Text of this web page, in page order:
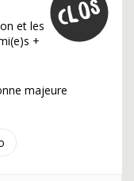
et les
+
majeure